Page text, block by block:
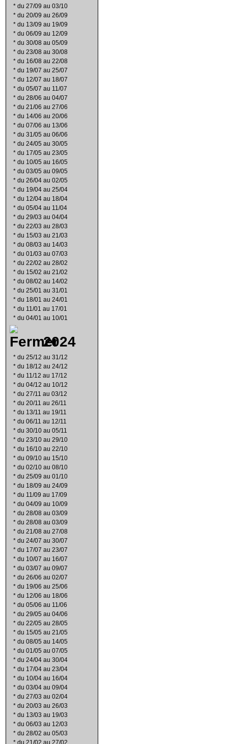
* du 27/09 au 03/10
* du 20/09 au 26/09
* du 13/09 au 19/09
* du 06/09 au 12/09
* du 30/08 au 05/09
* du 23/08 au 30/08
* du 16/08 au 22/08
* du 19/07 au 25/07
* du 12/07 au 18/07
* du 05/07 au 11/07
* du 28/06 au 04/07
* du 21/06 au 27/06
* du 14/06 au 20/06
* du 07/06 au 13/06
* du 31/05 au 06/06
* du 24/05 au 30/05
* du 17/05 au 23/05
* du 10/05 au 16/05
* du 03/05 au 09/05
* du 26/04 au 02/05
* du 19/04 au 25/04
* du 12/04 au 18/04
* du 05/04 au 11/04
* du 29/03 au 04/04
* du 22/03 au 28/03
* du 15/03 au 21/03
* du 08/03 au 14/03
* du 01/03 au 07/03
* du 22/02 au 28/02
* du 15/02 au 21/02
* du 08/02 au 14/02
* du 25/01 au 31/01
* du 18/01 au 24/01
* du 11/01 au 17/01
* du 04/01 au 10/01
2024
* du 25/12 au 31/12
* du 18/12 au 24/12
* du 11/12 au 17/12
* du 04/12 au 10/12
* du 27/11 au 03/12
* du 20/11 au 26/11
* du 13/11 au 19/11
* du 06/11 au 12/11
* du 30/10 au 05/11
* du 23/10 au 29/10
* du 16/10 au 22/10
* du 09/10 au 15/10
* du 02/10 au 08/10
* du 25/09 au 01/10
* du 18/09 au 24/09
* du 11/09 au 17/09
* du 04/09 au 10/09
* du 28/08 au 03/09
* du 28/08 au 03/09
* du 21/08 au 27/08
* du 24/07 au 30/07
* du 17/07 au 23/07
* du 10/07 au 16/07
* du 03/07 au 09/07
* du 26/06 au 02/07
* du 19/06 au 25/06
* du 12/06 au 18/06
* du 05/06 au 11/06
* du 29/05 au 04/06
* du 22/05 au 28/05
* du 15/05 au 21/05
* du 08/05 au 14/05
* du 01/05 au 07/05
* du 24/04 au 30/04
* du 17/04 au 23/04
* du 10/04 au 16/04
* du 03/04 au 09/04
* du 27/03 au 02/04
* du 20/03 au 26/03
* du 13/03 au 19/03
* du 06/03 au 12/03
* du 28/02 au 05/03
* du 21/02 au 27/02